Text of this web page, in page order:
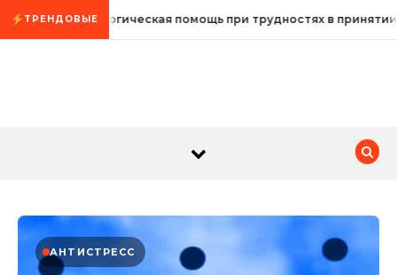
Промотать к содержимому
ТРЕНДОВЫЕ
Психологическая помощь при трудностях в
АНТИСТРЕСС